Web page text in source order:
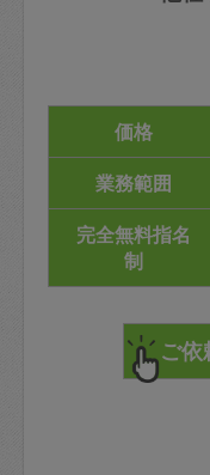
価格
業務範囲
完全無料指名
制